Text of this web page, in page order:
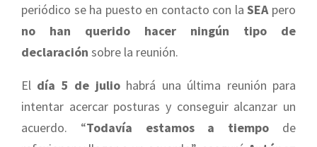
periódico se ha puesto en contacto con laSEApero
no han querido hacer ningún tipo de
declaración sobre la reunión.
El día 5 de juliohabrá una última reunión para
intentar acercar posturas y conseguir alcanzar un
acuerdo. “Todavía estamos a tiempo de